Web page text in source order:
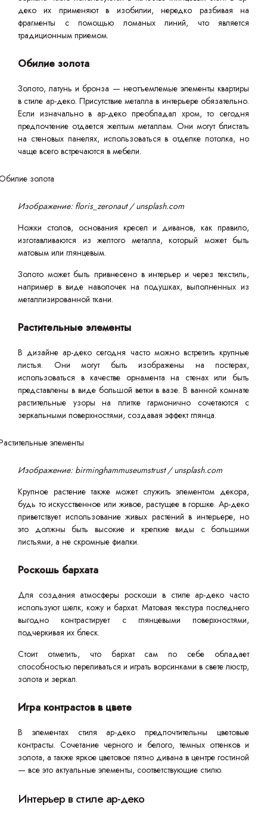
деко их применяют в изобилии, нередко разбивая на
фрагменты с помощью ломаных линий, что является
традиционным приемом.
Обилие золота
Золото, латунь и бронза — неотъемлемые элементы квартиры
в стиле ар-деко. Присутствие металла в интерьере обязательно.
Если изначально в ар-деко преобладал хром, то сегодня
предпочтение отдается желтым металлам. Они могут блистать
на стеновых панелях, использоваться в отделке потолка, но
чаще всего встречаются в мебели.
Изображение: floris_zeronaut / unsplash.com
Ножки столов, основания кресел и диванов, как правило,
изготавливаются из желтого металла, который может быть
матовым или глянцевым.
Золото может быть привнесено в интерьер и через текстиль,
например в виде наволочек на подушках, выполненных из
металлизированной ткани.
Растительные элементы
В дизайне ар-деко сегодня часто можно встретить крупные
листья. Они могут быть изображены на постерах,
использоваться в качестве орнамента на стенах или быть
представлены в виде большой ветки в вазе. В ванной комнате
растительные узоры на плитке гармонично сочетаются с
зеркальными поверхностями, создавая эффект глянца.
Изображение: birminghammuseumstrust / unsplash.com
Крупное растение также может служить элементом декора,
будь то искусственное или живое, растущее в горшке. Ар-деко
приветствует использование живых растений в интерьере, но
это должны быть высокие и крепкие виды с большими
листьями, а не скромные фиалки.
Роскошь бархата
Для создания атмосферы роскоши в стиле ар-деко часто
используют шелк, кожу и бархат. Матовая текстура последнего
выгодно контрастирует с глянцевыми поверхностями,
подчеркивая их блеск.
Стоит отметить, что бархат сам по себе обладает
способностью переливаться и играть ворсинками в свете люстр,
золота и зеркал.
Игра контрастов в цвете
В элементах стиля ар-деко предпочтительны цветовые
контрасты. Сочетание черного и белого, темных оттенков и
золота, а также яркое цветовое пятно дивана в центре гостиной
— все это актуальные элементы, соответствующие стилю.
Интерьер в стиле ар-деко